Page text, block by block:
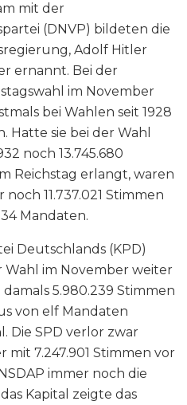
mit der
(DNVP) bildeten die
Adolf Hitler
ernannt. Bei der
im November
bei Wahlen seit 1928
Hatte sie bei der Wahl
noch 13.745.680
Reichstag erlangt, waren
11.737.021 Stimmen
Mandaten.
Deutschlands (KPD)
im November weiter
5.980.239 Stimmen
von elf Mandaten
Die SPD verlor zwar
mit 7.247.901 Stimmen vor
immer noch die
Kapital zeigte das